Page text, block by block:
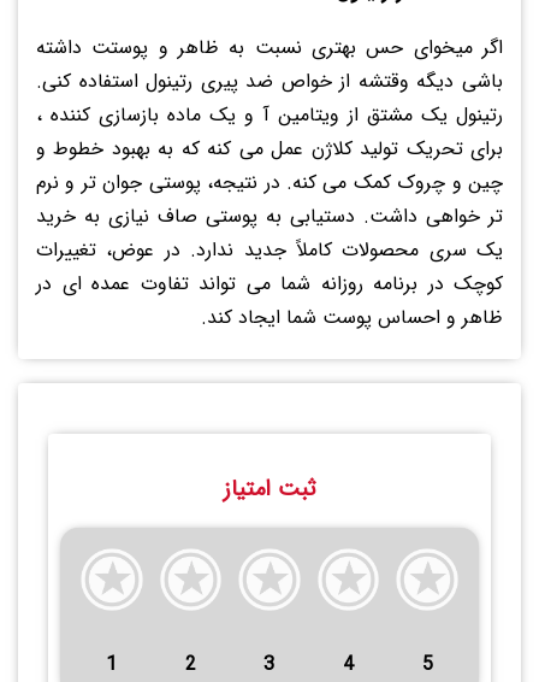
اگر میخوای حس بهتری نسبت به ظاهر و پوستت داشته
باشی دیگه وقتشه از خواص ضد پیری رتینول استفاده کنی.
رتینول یک مشتق از ویتامین آ و یک ماده بازسازی کننده ،
برای تحریک تولید کلاژن عمل می کنه که به بهبود خطوط و
چین و چروک کمک می کنه. در نتیجه، پوستی جوان تر و نرم
تر خواهی داشت. دستیابی به پوستی صاف نیازی به خرید
یک سری محصولات کاملاً جدید ندارد. در عوض، تغییرات
کوچک در برنامه روزانه شما می تواند تفاوت عمده ای در
ظاهر و احساس پوست شما ایجاد کند.
ثبت امتیاز
1 2 3 4 5